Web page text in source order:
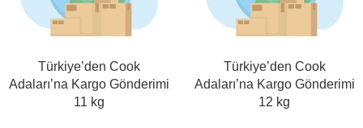
Türkiye’den Cook
Adaları’na Kargo Gönderimi
11 kg
Türkiye’den Cook
Adaları’na Kargo Gönderimi
12 kg